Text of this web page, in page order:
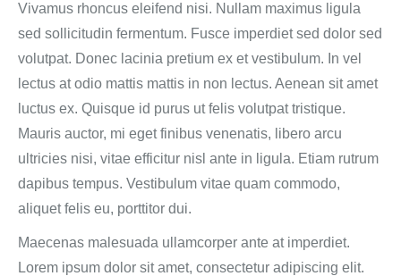
Vivamus rhoncus eleifend nisi. Nullam maximus ligula
sed sollicitudin fermentum. Fusce imperdiet sed dolor sed
volutpat. Donec lacinia pretium ex et vestibulum. In vel
lectus at odio mattis mattis in non lectus. Aenean sit amet
luctus ex. Quisque id purus ut felis volutpat tristique.
Mauris auctor, mi eget finibus venenatis, libero arcu
ultricies nisi, vitae efficitur nisl ante in ligula. Etiam rutrum
dapibus tempus. Vestibulum vitae quam commodo,
aliquet felis eu, porttitor dui.
Maecenas malesuada ullamcorper ante at imperdiet.
Lorem ipsum dolor sit amet, consectetur adipiscing elit.